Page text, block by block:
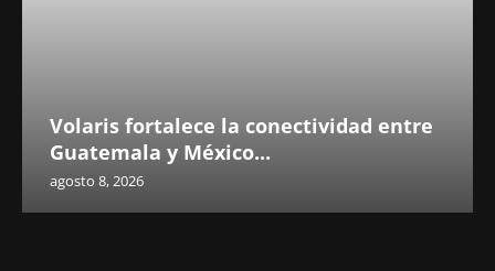
Volaris fortalece la conectividad entre
Guatemala y México...
agosto 8, 2026